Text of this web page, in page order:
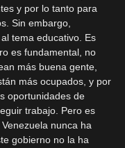
y por lo tanto para
Sin embargo,
tema educativo. Es
es fundamental, no
más buena gente,
más ocupados, y por
oportunidades de
trabajo. Pero es
nunca ha
gobierno no la ha